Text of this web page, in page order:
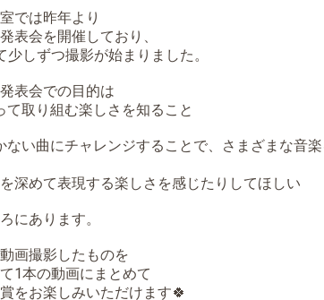
では昨年より
表会を開催しており、
少しずつ撮影が始まりました。
表会での目的は
て取り組む楽しさを知ること
ない曲にチャレンジすることで、さまざまな音
深めて表現する楽しさを感じたりしてほしい
にあります。
画撮影したものを
1本の動画にまとめて
をお楽しみいただけます🍀